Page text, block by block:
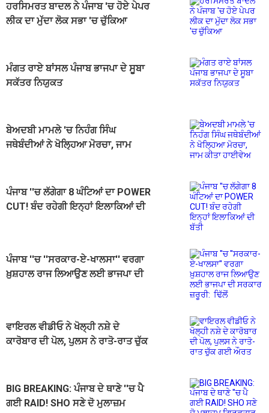
ਹਰਸਿਮਰਤ ਬਾਦਲ ਨੇ ਪੰਜਾਬ 'ਚ ਹੋਏ ਪੇਪਰ
ਲੀਕ ਦਾ ਮੁੱਦਾ ਲੋਕ ਸਭਾ 'ਚ ਚੁੱਕਿਆ
ਮੰਗਤ ਰਾਏ ਬਾਂਸਲ ਪੰਜਾਬ ਭਾਜਪਾ ਦੇ ਸੂਬਾ
ਸਕੱਤਰ ਨਿਯੁਕਤ
ਬੇਅਦਬੀ ਮਾਮਲੇ 'ਚ ਨਿਹੰਗ ਸਿੰਘ
ਜਥੇਬੰਦੀਆਂ ਨੇ ਖੋਲ੍ਹਿਆ ਮੋਰਚਾ, ਜਾਮ
ਪੰਜਾਬ ''ਚ ਲੱਗੇਗਾ 8 ਘੰਟਿਆਂ ਦਾ POWER
CUT! ਬੰਦ ਰਹੇਗੀ ਇਨ੍ਹਾਂ ਇਲਾਕਿਆਂ ਦੀ
ਪੰਜਾਬ ''ਚ ''ਸਰਕਾਰ-ਏ-ਖਾਲਸਾ'' ਵਰਗਾ
ਖ਼ੁਸ਼ਹਾਲ ਰਾਜ ਲਿਆਉਣ ਲਈ ਭਾਜਪਾ ਦੀ
ਵਾਇਰਲ ਵੀਡੀਓ ਨੇ ਖੋਲ੍ਹੀ ਨਸ਼ੇ ਦੇ
ਕਾਰੋਬਾਰ ਦੀ ਪੋਲ, ਪੁਲਸ ਨੇ ਰਾਤੋ-ਰਾਤ ਚੁੱਕ
BIG BREAKING: ਪੰਜਾਬ ਦੇ ਥਾਣੇ ''ਚ ਪੈ
ਗਈ RAID! SHO ਸਣੇ ਦੋ ਮੁਲਾਜ਼ਮ